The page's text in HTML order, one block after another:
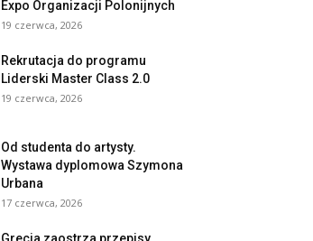
Expo Organizacji Polonijnych
19 czerwca, 2026
Rekrutacja do programu
Liderski Master Class 2.0
19 czerwca, 2026
Od studenta do artysty.
Wystawa dyplomowa Szymona
Urbana
17 czerwca, 2026